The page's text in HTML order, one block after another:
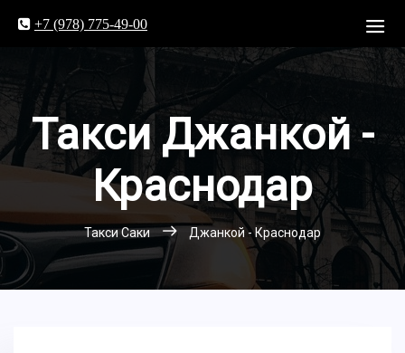
+7 (978) 775-49-00
Такси Джанкой -
Краснодар
Такси Саки Джанкой - Краснодар